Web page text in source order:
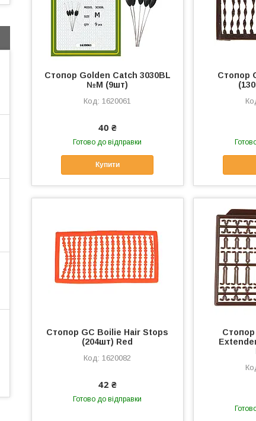
Стопор Golden Catch 3030BL
№M (9шт)
1620061
40 ₴
Готово до відправки
Купити
Стопор
Стопор GC Boilie Hair Stops
(204шт) Red
1620082
42 ₴
Готово до відправки